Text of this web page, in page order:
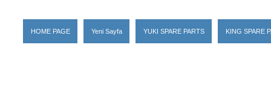
HOME PAGE Yeni Sayfa YUKI SPARE PARTS KING SPARE